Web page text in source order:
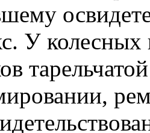
У колесных